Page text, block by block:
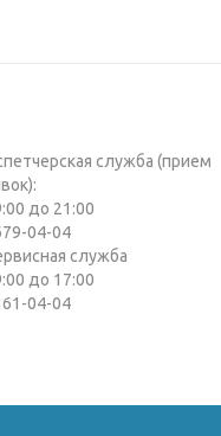
служба (прием
до 21:00
04-04
служба
до 17:00
04-04